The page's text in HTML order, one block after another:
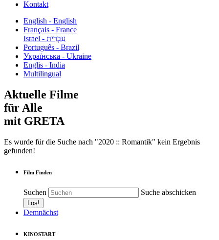
Kontakt
English - English
Français - France
עִבְרִית - Israel
Português - Brazil
Українська - Ukraine
Englis - India
Multilingual
Aktuelle Filme
für Alle
mit GRETA
Es wurde für die Suche nach "2020 :: Romantik" kein Ergebnis
gefunden!
Film Finden
Suchen Suche abschicken
Demnächst
KINOSTART